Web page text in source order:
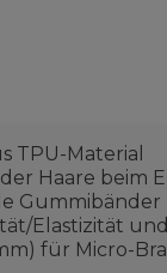
TPU-Material
Haare beim
Gummibänder
Elastizität
für Micro-